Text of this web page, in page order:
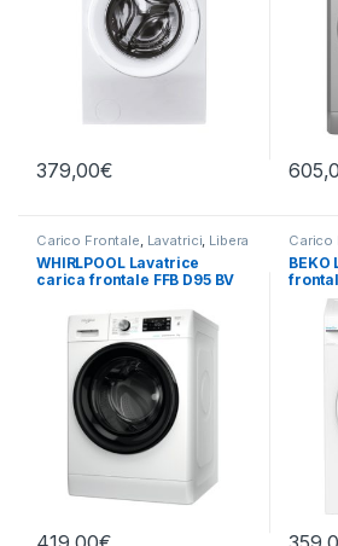
379,00€
Carico Frontale, Lavatrici, Libera
Installazione Whirlpool
WHIRLPOOL Lavatrice
carica frontale FFB D95 BV
Carico
1200